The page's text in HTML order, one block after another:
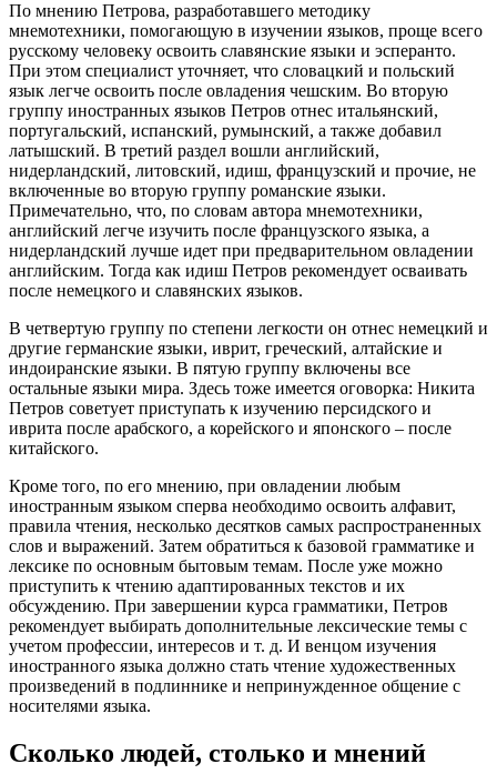
По мнению Петрова, разработавшего методику
мнемотехники, помогающую в изучении языков, проще всего
русскому человеку освоить славянские языки и эсперанто.
При этом специалист уточняет, что словацкий и польский
язык легче освоить после овладения чешским. Во вторую
группу иностранных языков Петров отнес итальянский,
португальский, испанский, румынский, а также добавил
латышский. В третий раздел вошли английский,
нидерландский, литовский, идиш, французский и прочие, не
включенные во вторую группу романские языки.
Примечательно, что, по словам автора мнемотехники,
английский легче изучить после французского языка, а
нидерландский лучше идет при предварительном овладении
английским. Тогда как идиш Петров рекомендует осваивать
после немецкого и славянских языков.
В четвертую группу по степени легкости он отнес немецкий и
другие германские языки, иврит, греческий, алтайские и
индоиранские языки. В пятую группу включены все
остальные языки мира. Здесь тоже имеется оговорка: Никита
Петров советует приступать к изучению персидского и
иврита после арабского, а корейского и японского – после
китайского.
Кроме того, по его мнению, при овладении любым
иностранным языком сперва необходимо освоить алфавит,
правила чтения, несколько десятков самых распространенных
слов и выражений. Затем обратиться к базовой грамматике и
лексике по основным бытовым темам. После уже можно
приступить к чтению адаптированных текстов и их
обсуждению. При завершении курса грамматики, Петров
рекомендует выбирать дополнительные лексические темы с
учетом профессии, интересов и т. д. И венцом изучения
иностранного языка должно стать чтение художественных
произведений в подлиннике и непринужденное общение с
носителями языка.
Сколько людей, столько и мнений